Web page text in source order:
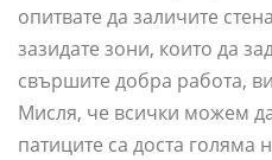
опитвате да заличите
зазидате зони, които да
свършите добра работа,
Мисля, че всички можем
патиците са доста голяма